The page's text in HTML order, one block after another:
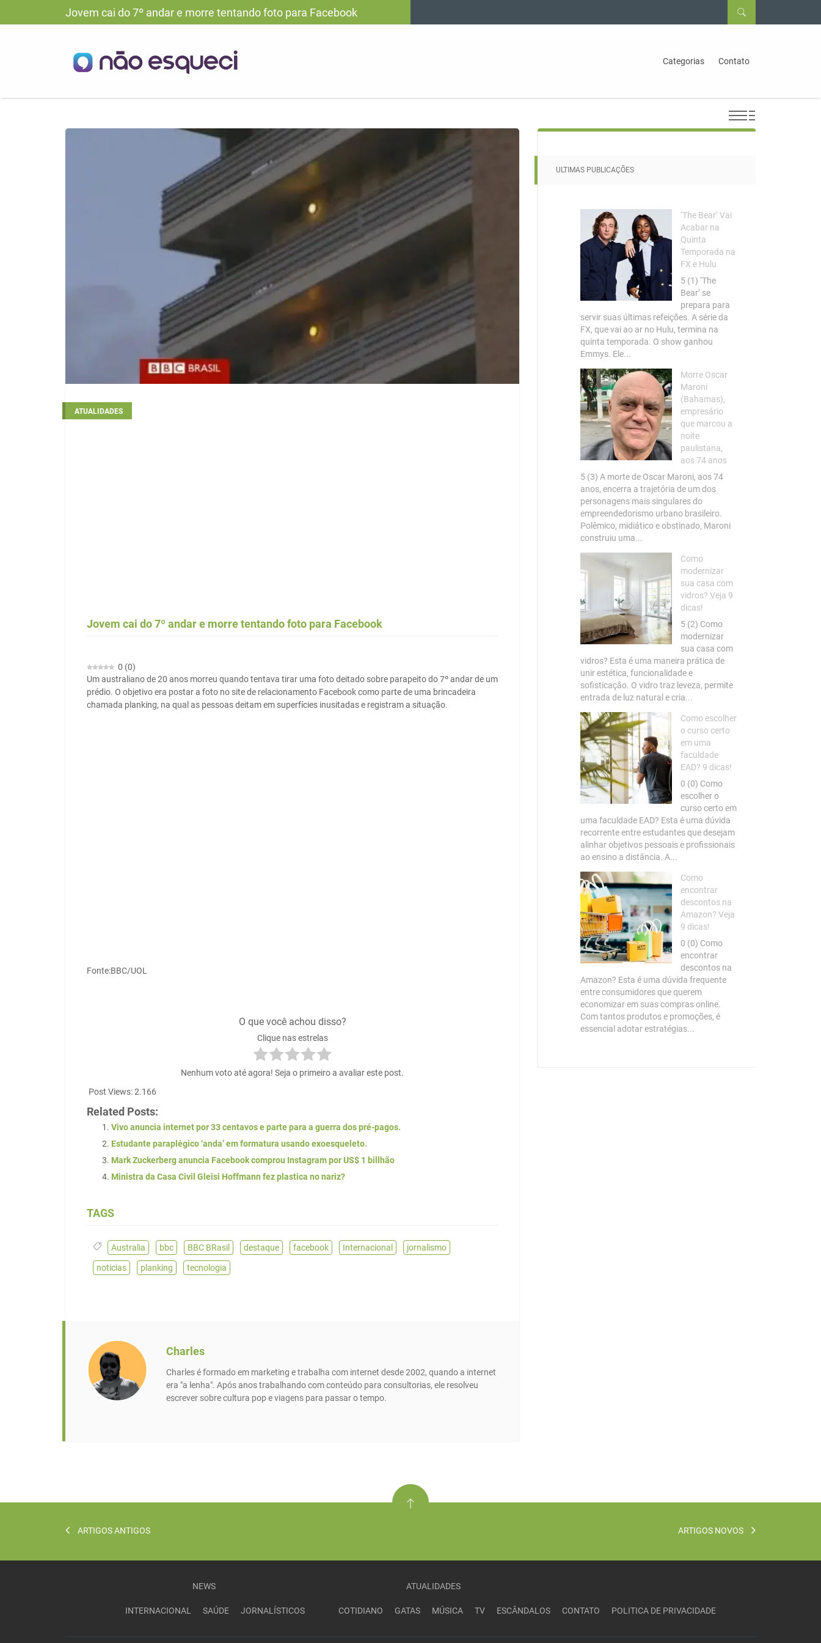
Jovem cai do 7º andar e morre tentando foto para Facebook
Categorias Contato
ATUALIDADES
Jovem cai do 7º andar e morre tentando foto para Facebook
0 (0)
Um australiano de 20 anos morreu quando tentava tirar uma foto deitado sobre parapeito do 7º andar de um
prédio. O objetivo era postar a foto no site de relacionamento Facebook como parte de uma brincadeira
chamada planking, na qual as pessoas deitam em superfícies inusitadas e registram a situação.
Fonte:BBC/UOL
O que você achou disso?
Clique nas estrelas
Nenhum voto até agora! Seja o primeiro a avaliar este post.
Post Views:2.166
Related Posts:
Vivo anuncia internet por 33 centavos e parte para a guerra dos pré-pagos.
Estudante paraplégico ‘anda’ em formatura usando exoesqueleto.
Mark Zuckerberg anuncia Facebook comprou Instagram por US$ 1 billhão
Ministra da Casa Civil Gleisi Hoffmann fez plastica no nariz?
TAGS
Australia bbc BBC BRasil destaque facebook Internacional jornalismo
noticias planking tecnologia
Charles
Charles é formado em marketing e trabalha com internet desde 2002, quando a internet
era "a lenha". Após anos trabalhando com conteúdo para consultorias, ele resolveu
escrever sobre cultura pop e viagens para passar o tempo.
ULTIMAS PUBLICAÇÕES
‘The Bear’ Vai
Acabar na
Quinta
Temporada na
FX e Hulu
5 (1) ‘The
Bear’ se
prepara para
servir suas últimas refeições. A série da
FX, que vai ao ar no Hulu, termina na
quinta temporada. O show ganhou
Emmys. Ele...
Morre Oscar
Maroni
(Bahamas),
empresário
que marcou a
noite
paulistana,
aos 74 anos
5 (3) A morte de Oscar Maroni, aos 74
anos, encerra a trajetória de um dos
personagens mais singulares do
empreendedorismo urbano brasileiro.
Polêmico, midiático e obstinado, Maroni
construiu uma...
Como
modernizar
sua casa com
vidros? Veja 9
dicas!
5 (2) Como
modernizar
sua casa com
vidros? Esta é uma maneira prática de
unir estética, funcionalidade e
sofisticação. O vidro traz leveza, permite
entrada de luz natural e cria...
Como escolher
o curso certo
em uma
faculdade
EAD? 9 dicas!
0 (0) Como
escolher o
curso certo em
uma faculdade EAD? Esta é uma dúvida
recorrente entre estudantes que desejam
alinhar objetivos pessoais e profissionais
ao ensino a distância. A...
Como
encontrar
descontos na
Amazon? Veja
9 dicas!
0 (0) Como
encontrar
descontos na
Amazon? Esta é uma dúvida frequente
entre consumidores que querem
economizar em suas compras online.
Com tantos produtos e promoções, é
essencial adotar estratégias...
ARTIGOS ANTIGOS ARTIGOS NOVOS
NEWS
INTERNACIONAL SAÚDE JORNALÍSTICOS
ATUALIDADES
COTIDIANO GATAS MÚSICA TV ESCÂNDALOS CONTATO POLITICA DE PRIVACIDADE